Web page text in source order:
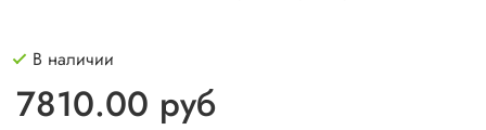
В наличии
7810.00 руб